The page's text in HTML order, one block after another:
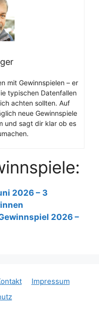
mit Gewinnspielen – er
typischen Datenfallen
achten sollten. Auf
neue Gewinnspiele
und sagt dir klar ob es
2026 – 3
2026 –
Impressum